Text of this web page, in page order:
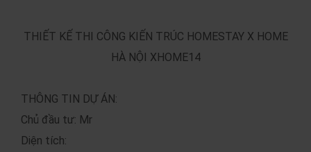
THIẾT KẾ THI CÔNG KIẾN TRÚC HOMESTAY X HOME
HÀ NỘI XHOME14
THÔNG TIN DỰ ÁN:
Chủ đầu tư: Mr
Diện tích: